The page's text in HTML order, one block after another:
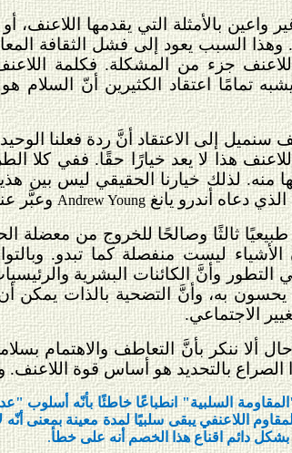
بالأمثلة التي يقدمها اللاعنف،
السبب يعود إلى فشل الثقافة
جزء من المشكلة. فكلمة
تمامًا اعتقاد الكثيرين أنّ
سنميل إلى الاعتقاد أنَّ ردة فعلنا
هذا لا يعد خيارًا حقًا. ففي كلا
منه. لذلك خيارنا الحقيقي ليس بين
دعاه أندرو يانغAndrew Youngوعبَّر
طبيعيًا ثالثًا وصالحًا للخروج من
ليست منفصلة كما تبدو.
التطور وأنَّ الكائنات البشرية
به، وأنَّ التضحية بالذات يمكن أن
الاجتماعي.
ألا ننكر بأنَّ التعاطف والاهتمام
بالتحديد هو أساس قوة اللاعنف.
السلبية" انطباعًا خاطئًا بأنّه أسلوب
اللاعنفي يبقى سلبيًا لمدة معينة بمعنى
دائم اقناع هذا الخصم أنه على خطأ.